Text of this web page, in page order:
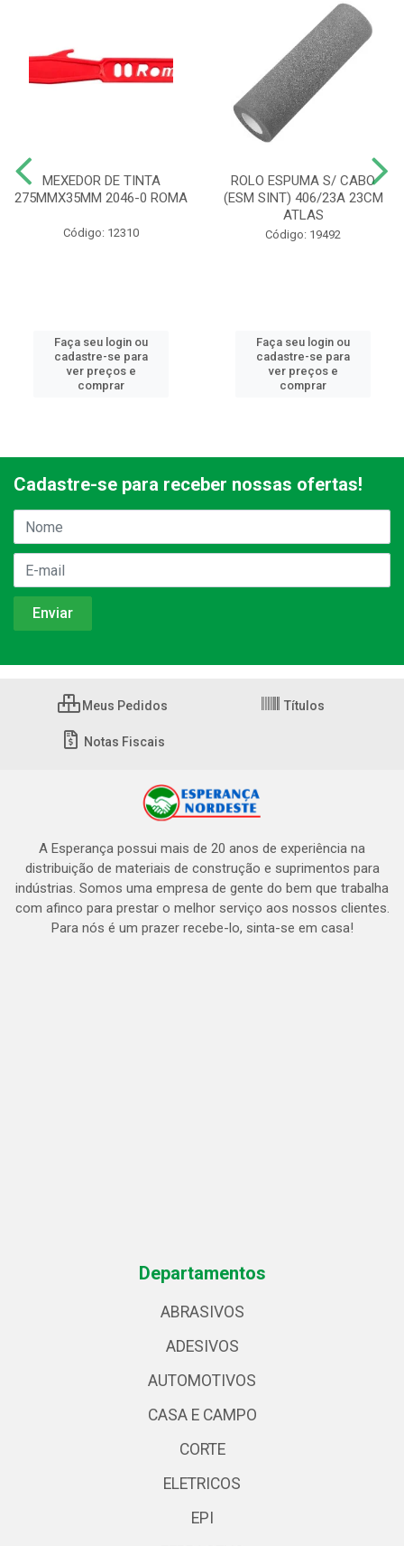
MEXEDOR DE TINTA
275MMX35MM 2046-0 ROMA
Código: 12310
Faça seu login ou
cadastre-se para
ver preços e
comprar
ROLO ESPUMA S/ CABO
(ESM SINT) 406/23A 23CM
ATLAS
Código: 19492
Faça seu login ou
cadastre-se para
ver preços e
comprar
Cadastre-se para receber nossas ofertas!
Meus Pedidos Títulos
Notas Fiscais
A Esperança possui mais de 20 anos de experiência na
distribuição de materiais de construção e suprimentos para
indústrias. Somos uma empresa de gente do bem que trabalha
com afinco para prestar o melhor serviço aos nossos clientes.
Para nós é um prazer recebe-lo, sinta-se em casa!
Departamentos
ABRASIVOS
ADESIVOS
AUTOMOTIVOS
CASA E CAMPO
CORTE
ELETRICOS
EPI